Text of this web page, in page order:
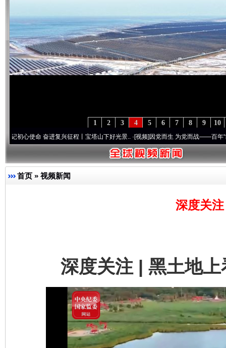
10
9
8
7
6
5
4
3
2
1
命 奋进复兴征程丨宝塔山下好光景..·[视频]因党而生 为党而战——百年“纪”事⑧加强
首页 » 视频新闻
深度关
深度关注 | 黑土地上